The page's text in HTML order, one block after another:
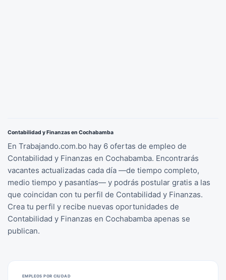
Contabilidad y Finanzas en Cochabamba
En Trabajando.com.bo hay 6 ofertas de empleo de
Contabilidad y Finanzas en Cochabamba. Encontrarás
vacantes actualizadas cada día —de tiempo completo,
medio tiempo y pasantías— y podrás postular gratis a las
que coincidan con tu perfil de Contabilidad y Finanzas.
Crea tu perfil y recibe nuevas oportunidades de
Contabilidad y Finanzas en Cochabamba apenas se
publican.
EMPLEOS POR CIUDAD